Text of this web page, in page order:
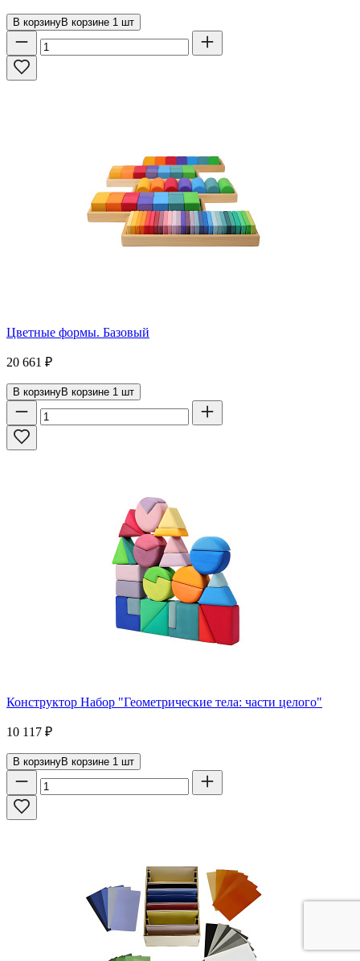
В корзинуВ корзине 1 шт
Цветные формы. Базовый
20 661 ₽
В корзинуВ корзине 1 шт
Конструктор Набор "Геометрические тела: части целого"
10 117 ₽
В корзинуВ корзине 1 шт